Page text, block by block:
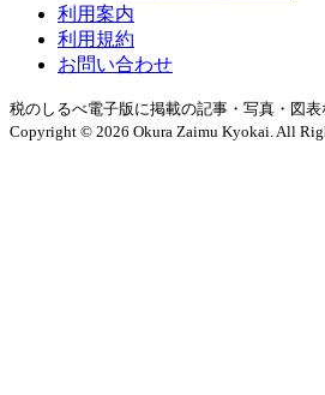
利用案内
利用規約
お問い合わせ
税のしるべ電子版に掲載の記事・写真・図表
Copyright © 2026 Okura Zaimu Kyokai. All